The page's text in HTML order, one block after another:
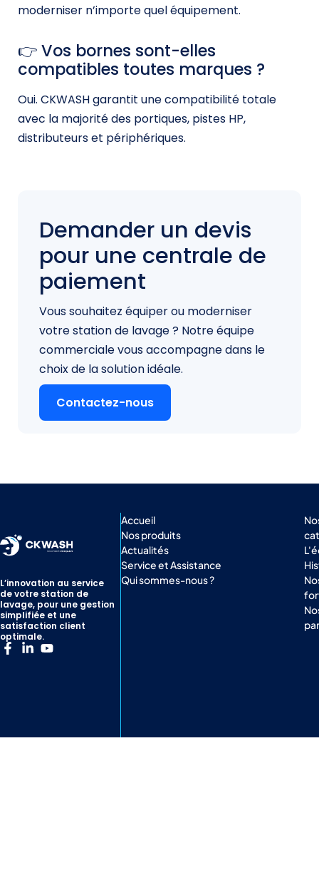
moderniser n’importe quel équipement.
👉 Vos bornes sont-elles
compatibles toutes marques ?
Oui. CKWASH garantit une compatibilité totale
avec la majorité des portiques, pistes HP,
distributeurs et périphériques.
Demander un devis
pour une centrale de
paiement
Vous souhaitez équiper ou moderniser
votre station de lavage ? Notre équipe
commerciale vous accompagne dans le
choix de la solution idéale.
Contactez-nous
L’innovation au service
de votre station de
lavage, pour une gestion
simplifiée et une
satisfaction client
optimale.
Accueil
Nos produits
Actualités
Service et Assistance
Qui sommes-nous ?